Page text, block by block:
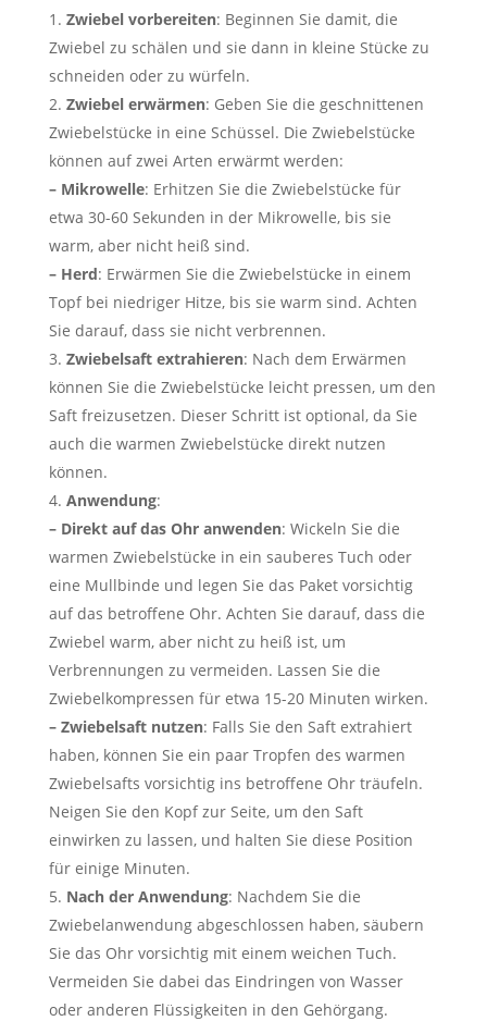
Zwiebel vorbereiten: Beginnen Sie damit, die
Zwiebel zu schälen und sie dann in kleine Stücke zu
schneiden oder zu würfeln.
Zwiebel erwärmen: Geben Sie die geschnittenen
Zwiebelstücke in eine Schüssel. Die Zwiebelstücke
können auf zwei Arten erwärmt werden:
– Mikrowelle: Erhitzen Sie die Zwiebelstücke für
etwa 30-60 Sekunden in der Mikrowelle, bis sie
warm, aber nicht heiß sind.
– Herd: Erwärmen Sie die Zwiebelstücke in einem
Topf bei niedriger Hitze, bis sie warm sind. Achten
Sie darauf, dass sie nicht verbrennen.
Zwiebelsaft extrahieren: Nach dem Erwärmen
können Sie die Zwiebelstücke leicht pressen, um den
Saft freizusetzen. Dieser Schritt ist optional, da Sie
auch die warmen Zwiebelstücke direkt nutzen
können.
Anwendung:
– Direkt auf das Ohr anwenden: Wickeln Sie die
warmen Zwiebelstücke in ein sauberes Tuch oder
eine Mullbinde und legen Sie das Paket vorsichtig
auf das betroffene Ohr. Achten Sie darauf, dass die
Zwiebel warm, aber nicht zu heiß ist, um
Verbrennungen zu vermeiden. Lassen Sie die
Zwiebelkompressen für etwa 15-20 Minuten wirken.
– Zwiebelsaft nutzen: Falls Sie den Saft extrahiert
haben, können Sie ein paar Tropfen des warmen
Zwiebelsafts vorsichtig ins betroffene Ohr träufeln.
Neigen Sie den Kopf zur Seite, um den Saft
einwirken zu lassen, und halten Sie diese Position
für einige Minuten.
Nach der Anwendung: Nachdem Sie die
Zwiebelanwendung abgeschlossen haben, säubern
Sie das Ohr vorsichtig mit einem weichen Tuch.
Vermeiden Sie dabei das Eindringen von Wasser
oder anderen Flüssigkeiten in den Gehörgang.